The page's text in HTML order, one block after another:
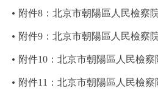
附件8：北京市朝陽區人民檢察
附件9：北京市朝陽區人民檢察
附件10：北京市朝陽區人民檢
附件11：北京市朝陽區人民檢